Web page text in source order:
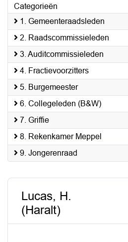
Categorieën
1. Gemeenteraadsleden
2. Raadscommissieleden
3. Auditcommissieleden
4. Fractievoorzitters
5. Burgemeester
6. Collegeleden (B&W)
7. Griffie
8. Rekenkamer Meppel
9. Jongerenraad
Lucas, H.
(Haralt)